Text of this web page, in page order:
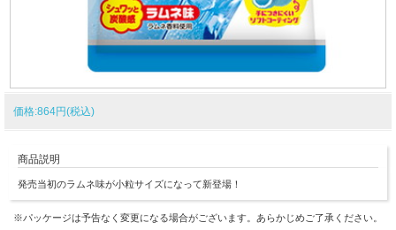
価格:864円(税込)
商品説明
発売当初のラムネ味が小粒サイズになって新登場！
※パッケージは予告なく変更になる場合がございます。あらかじめご了承ください。